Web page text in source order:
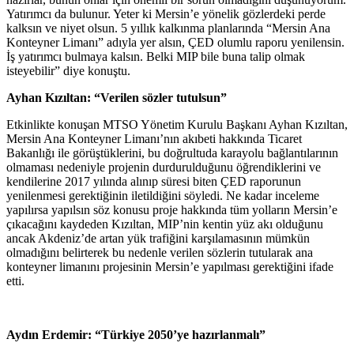
Yatırımcı da bulunur. Yeter ki Mersin’e yönelik gözlerdeki perde
kalksın ve niyet olsun. 5 yıllık kalkınma planlarında “Mersin Ana
Konteyner Limanı” adıyla yer alsın, ÇED olumlu raporu yenilensin.
İş yatırımcı bulmaya kalsın. Belki MIP bile buna talip olmak
isteyebilir” diye konuştu.
Ayhan Kızıltan: “Verilen sözler tutulsun”
Etkinlikte konuşan MTSO Yönetim Kurulu Başkanı Ayhan Kızıltan,
Mersin Ana Konteyner Limanı’nın akıbeti hakkında Ticaret
Bakanlığı ile görüştüklerini, bu doğrultuda karayolu bağlantılarının
olmaması nedeniyle projenin durdurulduğunu öğrendiklerini ve
kendilerine 2017 yılında alınıp süresi biten ÇED raporunun
yenilenmesi gerektiğinin iletildiğini söyledi. Ne kadar inceleme
yapılırsa yapılsın söz konusu proje hakkında tüm yolların Mersin’e
çıkacağını kaydeden Kızıltan, MIP’nin kentin yüz akı olduğunu
ancak Akdeniz’de artan yük trafiğini karşılamasının mümkün
olmadığını belirterek bu nedenle verilen sözlerin tutularak ana
konteyner limanını projesinin Mersin’e yapılması gerektiğini ifade
etti.
Aydın Erdemir: “Türkiye 2050’ye hazırlanmalı”